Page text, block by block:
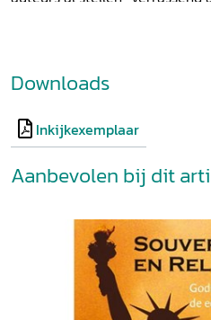
Downloads
Inkijkexemplaar
Aanbevolen bij dit